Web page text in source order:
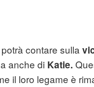
contare sulla
anche di Katie.
il loro legame è